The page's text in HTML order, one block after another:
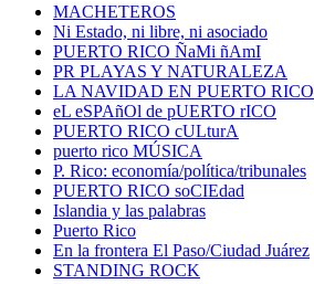
MACHETEROS
Ni Estado, ni libre, ni asociado
PUERTO RICO ÑaMi ñAmI
PR PLAYAS Y NATURALEZA
LA NAVIDAD EN PUERTO RICO
eL eSPAñOl de pUERTO rICO
PUERTO RICO cULturA
puerto rico MÚSICA
P. Rico: economía/política/tribunales
PUERTO RICO soCIEdad
Islandia y las palabras
Puerto Rico
En la frontera El Paso/Ciudad Juárez
STANDING ROCK